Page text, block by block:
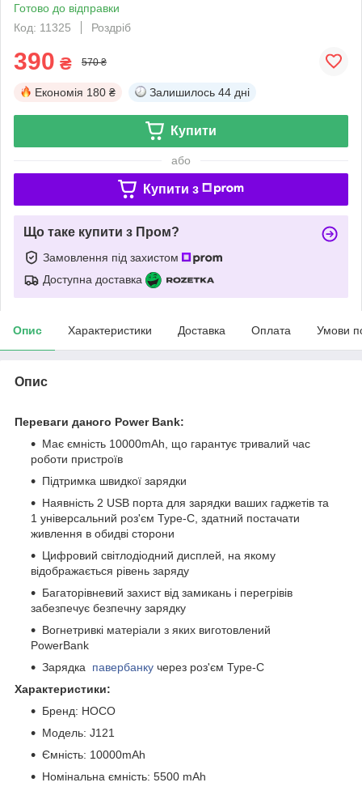
Готово до відправки
Код: 11325
Роздріб
390 ₴ 570 ₴
Економія 180 ₴ Залишилось 44 дні
Купити
або
Купити з
Що таке купити з Пром?
Замовлення під захистом
Доступна доставка
Опис Характеристики Доставка Оплата Умови
Опис
Переваги даного Power Bank:
Має ємність 10000mAh, що гарантує тривалий час
роботи пристроїв
Підтримка швидкої зарядки
Наявність 2 USB порта для зарядки ваших гаджетів та
1 універсальний роз'єм Type-C, здатний постачати
живлення в обидві сторони
Цифровий світлодіодний дисплей, на якому
відображається рівень заряду
Багаторівневий захист від замикань і перегрівів
забезпечує безпечну зарядку
Вогнетривкі матеріали з яких виготовлений
PowerBank
Зарядка павербанку через роз'єм Type-C
Характеристики:
Бренд: HOCO
Модель: J121
Ємність: 10000mAh
Номінальна ємність: 5500 mAh